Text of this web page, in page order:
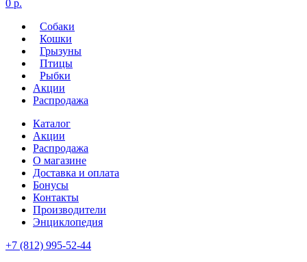
0 р.
Собаки
Кошки
Грызуны
Птицы
Рыбки
Акции
Распродажа
Каталог
Акции
Распродажа
О магазине
Доставка и оплата
Бонусы
Контакты
Производители
Энциклопедия
+7 (812) 995-52-44